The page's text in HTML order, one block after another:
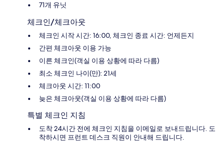
71개 유닛
체크인/체크아웃
체크인 시작 시간: 16:00, 체크인 종료 시간: 언제든지
간편 체크아웃 이용 가능
이른 체크인(객실 이용 상황에 따라 다름)
최소 체크인 나이(만): 21세
체크아웃 시간: 11:00
늦은 체크아웃(객실 이용 상황에 따라 다름)
특별 체크인 지침
도착 24시간 전에 체크인 지침을 이메일로 보내드립니다. 도
착하시면 프런트 데스크 직원이 안내해 드립니다.